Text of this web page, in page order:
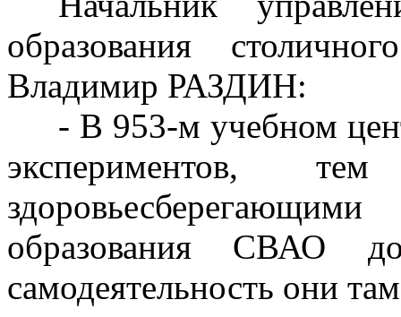
образования
Владимир РАЗДИН:
- В 953-м учебном
экспериментов,
образования СВАО
самодеятельность они